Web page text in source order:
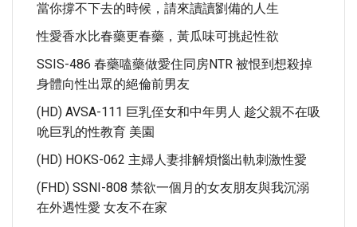
當你撐不下去的時候，請來讀讀劉備的人生
性愛香水比春藥更春藥，黃瓜味可挑起性欲
SSIS-486 春藥嗑藥做愛住同房NTR 被恨到想殺掉
身體向性出眾的絕倫前男友
(HD) AVSA-111 巨乳侄女和中年男人 趁父親不在吸
吮巨乳的性教育 美園
(HD) HOKS-062 主婦人妻排解煩惱出軌刺激性愛
(FHD) SSNI-808 禁欲一個月的女友朋友與我沉溺
在外遇性愛 女友不在家